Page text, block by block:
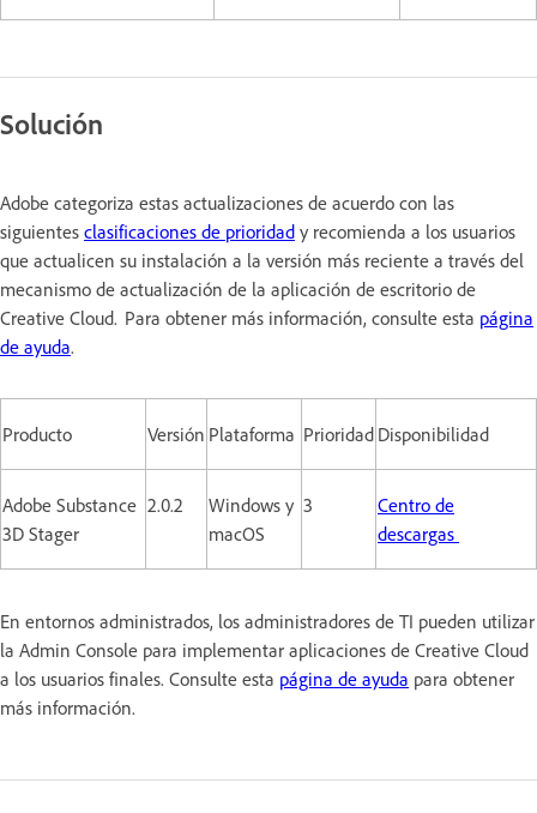
Solución
Adobe categoriza estas actualizaciones de acuerdo con las
siguientes clasificaciones de prioridad y recomienda a los usuarios
que actualicen su instalación a la versión más reciente a través del
mecanismo de actualización de la aplicación de escritorio de
Creative Cloud. Para obtener más información, consulte esta página
de ayuda.
Producto Versión Plataforma Prioridad Disponibilidad
Adobe Substance
3D Stager
2.0.2
Windows y
macOS
3
Centro de
descargas
En entornos administrados, los administradores de TI pueden utilizar
la Admin Console para implementar aplicaciones de Creative Cloud
a los usuarios finales. Consulte esta página de ayuda para obtener
más información.